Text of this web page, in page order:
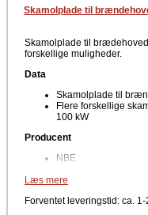
Skamolplade til
Skamolplade til
forskellige muligheder.
Data
Skamolplade til
Flere forskellige
100 kW
Producent
NBE
Skamolplader til
support enten på mail eller
Læs mere
Forventet leveringstid: ca.